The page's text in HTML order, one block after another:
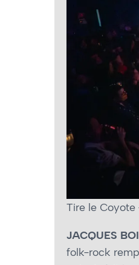
Tire le Coyote
JACQUES
folk-rock